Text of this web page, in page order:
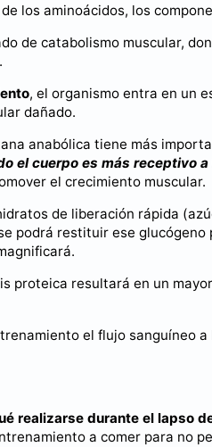
los aminoácidos, los
de catabolismo muscular,
, el organismo entra en un
dañado.
anabólica tiene más
el cuerpo es más receptivo
el crecimiento muscular.
de liberación rápida
podrá restituir ese
proteica resultará en un
el flujo sanguíneo
realizarse durante el lapso
a comer para no